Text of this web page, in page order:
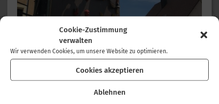
Cookie-Zustimmung
verwalten
Wir verwenden Cookies, um unsere Website zu optimieren.
Cookies akzeptieren
Ablehnen
< Glädder Dschällänsch 2019